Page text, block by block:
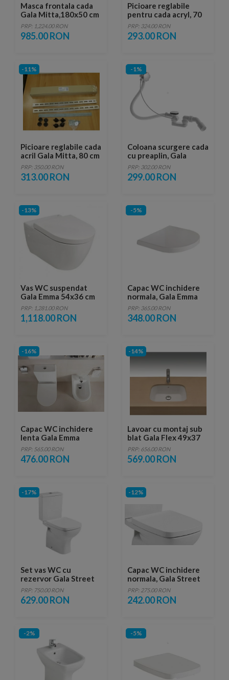
Masca frontala cada
Gala Mitta,180x50 cm
PRP: 1,224.00 RON
985.00 RON
Picioare reglabile
pentru cada acryl, 70
cm, Gala Mitta
PRP: 324.00 RON
293.00 RON
-11%
Picioare reglabile cada
acril Gala Mitta, 80 cm
PRP: 350.00 RON
313.00 RON
-1%
Coloana scurgere cada
cu preaplin, Gala
Cromat
PRP: 302.00 RON
299.00 RON
-13%
Vas WC suspendat
Gala Emma 54x36 cm
PRP: 1,281.00 RON
1,118.00 RON
-5%
Capac WC inchidere
normala, Gala Emma
PRP: 365.00 RON
348.00 RON
-16%
Capac WC inchidere
lenta Gala Emma
PRP: 565.00 RON
476.00 RON
-14%
Lavoar cu montaj sub
blat Gala Flex 49x37
cm
PRP: 656.00 RON
569.00 RON
-17%
Set vas WC cu
rezervor Gala Street
Square 35x64 cm
PRP: 750.00 RON
629.00 RON
-12%
Capac WC inchidere
normala, Gala Street
Square
PRP: 275.00 RON
242.00 RON
-2% -5%